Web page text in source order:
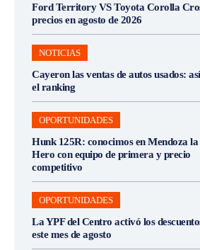
Ford Territory VS Toyota Corolla
precios en agosto de 2026
NOTICIAS
Cayeron las ventas de autos usados:
el ranking
OPORTUNIDADES
Hunk 125R: conocimos en Mendoza la
Hero con equipo de primera y precio
competitivo
OPORTUNIDADES
La YPF del Centro activó los
este mes de agosto